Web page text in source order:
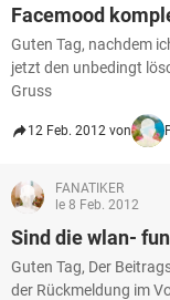
Facemood
Guten Tag, nachdem
jetzt den unbedingt
Gruss
12 Feb. 2012 von
FANATIKER
le 8 Feb. 2012
Sind die wlan-
Guten Tag, Der
der Rückmeldung im